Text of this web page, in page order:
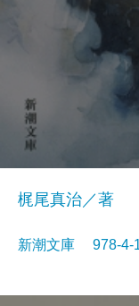
梶尾真治／著
新潮文庫 978-